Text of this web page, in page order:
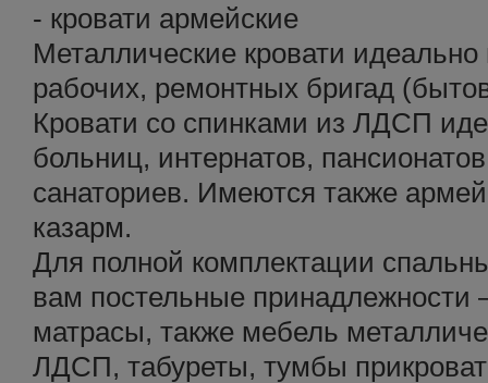
- кровати армейские
Металлические кровати
рабочих, ремонтных бригад
Кровати со спинками из ЛДСП
больниц, интернатов,
санаториев. Имеются также
казарм.
Для полной комплектации
вам постельные принадлежности
матрасы, также мебель
ЛДСП, табуреты, тумбы